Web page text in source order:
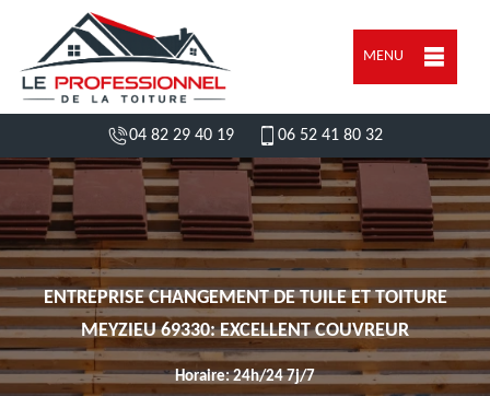
MENU
04 82 29 40 19 06 52 41 80 32
ENTREPRISE CHANGEMENT DE TUILE ET TOITURE
MEYZIEU 69330: EXCELLENT COUVREUR
Horaire: 24h/24 7j/7